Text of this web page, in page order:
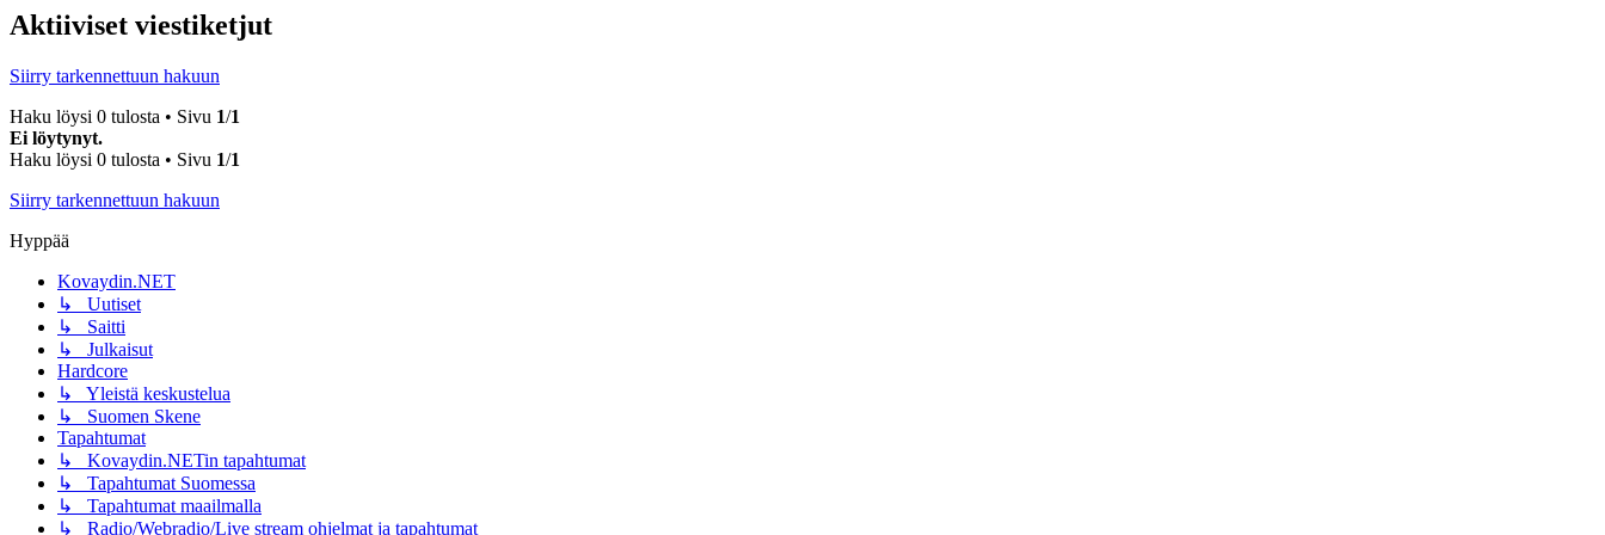
Aktiiviset viestiketjut
Siirry tarkennettuun hakuun
Haku löysi 0 tulosta • Sivu 1/1
Ei löytynyt.
Haku löysi 0 tulosta • Sivu 1/1
Siirry tarkennettuun hakuun
Hyppää
Kovaydin.NET
↳ Uutiset
↳ Saitti
↳ Julkaisut
Hardcore
↳ Yleistä keskustelua
↳ Suomen Skene
Tapahtumat
↳ Kovaydin.NETin tapahtumat
↳ Tapahtumat Suomessa
↳ Tapahtumat maailmalla
↳ Radio/Webradio/Live stream ohjelmat ja tapahtumat